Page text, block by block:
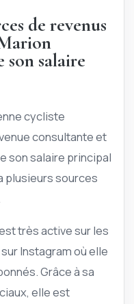
de revenus
son salaire
cycliste
consultante et
son salaire principal
plusieurs sources
très active sur les
Instagram où elle
Grâce à sa
elle est